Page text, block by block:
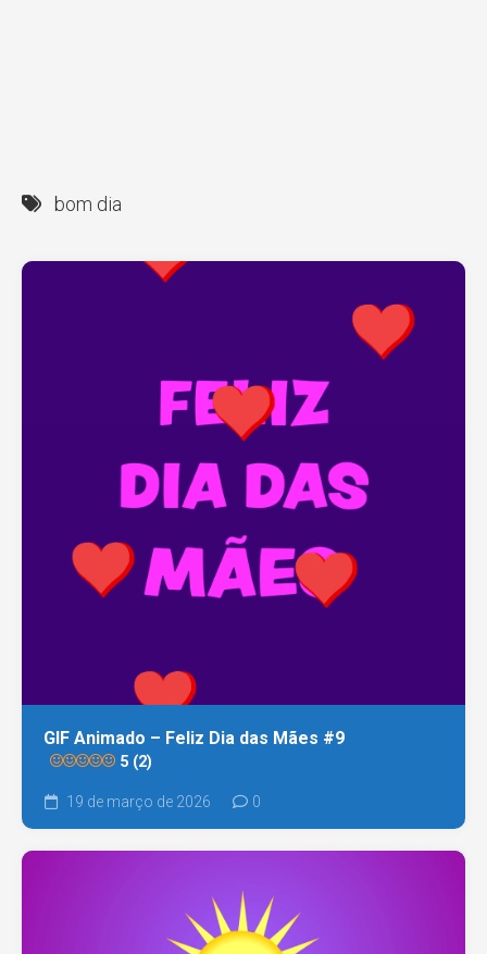
bom dia
GIF Animado – Feliz Dia das Mães #9
5 (2)
19 de março de 2026 0